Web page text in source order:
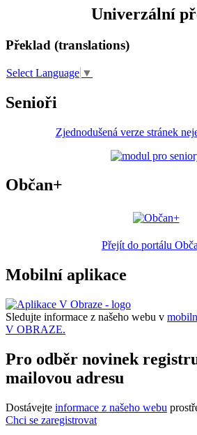
Univerzální
Překlad (translations)
Select Language ▼
Senioři
Zjednodušená verze stránek
Občan+
Přejít do portálu
Mobilní aplikace
Sledujte informace z našeho webu v
V OBRAZE.
Pro odběr novinek
mailovou adresu
Dostávejte informace z našeho webu
Chci se zaregistrovat